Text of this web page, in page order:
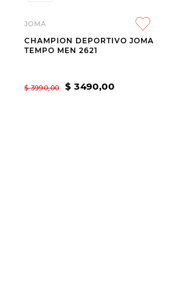
JOMA
CHAMPION DEPORTIVO JOMA
TEMPO MEN 2621
$ 3990,00 $ 3490,00